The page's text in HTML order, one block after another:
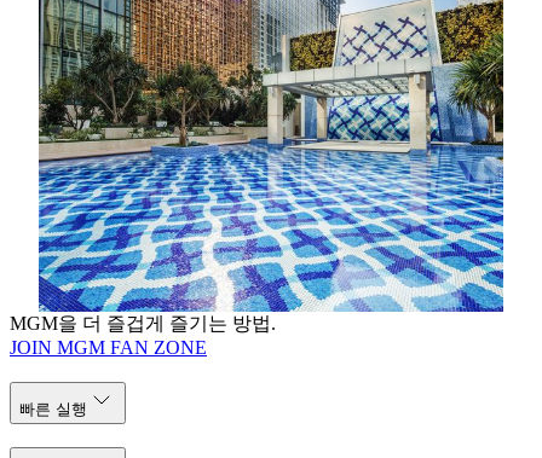
수영장
우아하고 조용한 정원은 여러분이 완전히 휴식을 취할
수 있는 공간입니다. 넓은 수영장에서 수영을 하거나 아
니면 편안한 자쿠지를 즐기거나 수영장에서 편안함을
느낄 수 있습니다. 그래도 부족하다면 트로피컬 음료와
칵테일을 마시거나 수영장 옆에서 스파 트리트먼트를
즐기면서 몸과 마음이 최대한 만족감을 느끼십시오.
더 알아보기
MGM을 더 즐겁게 즐기는 방법.
JOIN MGM FAN ZONE
빠른 실행